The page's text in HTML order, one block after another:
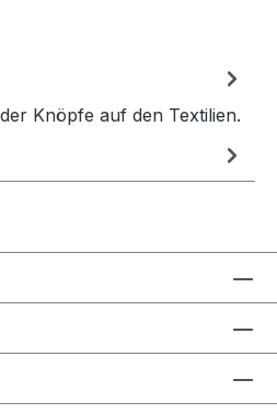
Knöpfe auf den Textilien.